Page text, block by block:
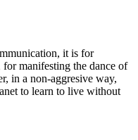
it is for
manifesting the dance of
in a non-aggresive way,
to learn to live without